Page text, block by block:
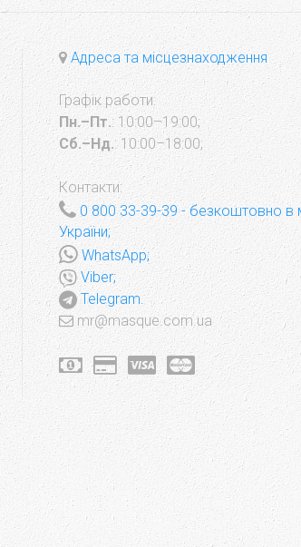
Адреса та місцезнаходження
Графік работи:
Пн.–Пт.: 10:00–19:00;
Сб.–Нд.: 10:00–18:00;
Контакти:
0 800 33-39-39- безкоштовно в
України;
WhatsApp;
Viber;
Telegram.
mr@masque.com.ua